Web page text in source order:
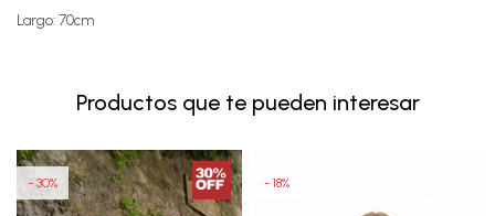
Largo: 70cm
Productos que te pueden interesar
30 18